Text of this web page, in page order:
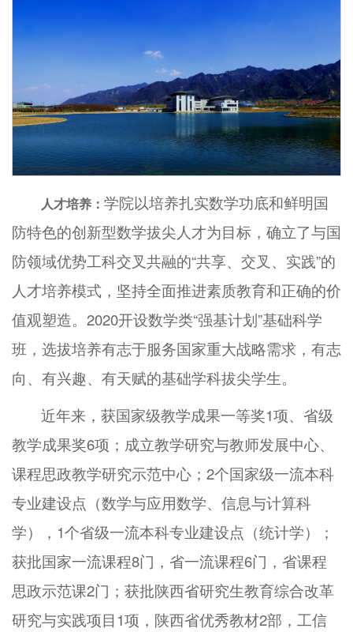
人才培养：学院以培养扎实数学功底和鲜明国
防特色的创新型数学拔尖人才为目标，确立了与国
防领域优势工科交叉共融的“共享、交叉、实践”的
人才培养模式，坚持全面推进素质教育和正确的价
值观塑造。2020开设数学类“强基计划”基础科学
班，选拔培养有志于服务国家重大战略需求，有志
向、有兴趣、有天赋的基础学科拔尖学生。
近年来，获国家级教学成果一等奖1项、省级
教学成果奖6项；成立教学研究与教师发展中心、
课程思政教学研究示范中心；2个国家级一流本科
专业建设点（数学与应用数学、信息与计算科
学），1个省级一流本科专业建设点（统计学）；
获批国家一流课程8门，省一流课程6门，省课程
思政示范课2门；获批陕西省研究生教育综合改革
研究与实践项目1项，陕西省优秀教材2部，工信